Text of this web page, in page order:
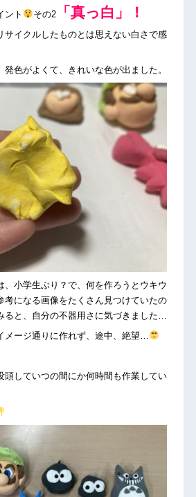
ント その2「真っ白」！
サイクルしたものとは思えない白さで感
色がよくて、きれいな色が出ました。
、小学生ぶり？で、何を作ろうとウキウ
考になる画像をたくさん見つけていたの
ると、自分の不器用さに気づきました…
メージ通りに作れず、途中、絶望…
頭していつの間にか何時間も作業してい